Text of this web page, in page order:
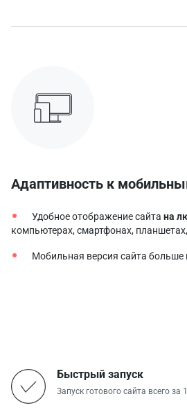
Адаптивность к
Удобное отображение сайта на
компьютерах, смартфонах,
Мобильная версия сайта больше
Быстрый запуск
Запуск готового сайта всего за